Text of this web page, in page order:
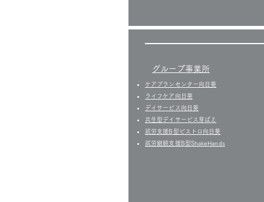
グループ事業所
ケアプランセンター向日葵
ライフケア向日葵
デイサービス向日葵
共生型デイサービス芽ばえ
就労支援B型ビストロ向日葵
就労継続支援B型ShakeHands